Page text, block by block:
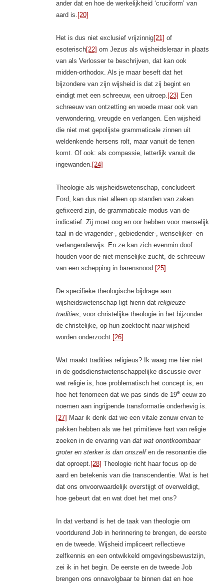
ander dat en hoe de werkelijkheid ‘cruciform’ van
aard is. [20]
Het is dus niet exclusief vrijzinnig[21] of
esoterisch[22] om Jezus als wijsheidsleraar in plaats
van als Verlosser te beschrijven, dat kan ook
midden-orthodox. Als je maar beseft dat het
bijzondere van zijn wijsheid is dat zij begint en
eindigt met een schreeuw, een uitroep. [23] Een
schreeuw van ontzetting en woede maar ook van
verwondering, vreugde en verlangen. Een wijsheid
die niet met gepolijste grammaticale zinnen uit
weldenkende hersens rolt, maar vanuit de tenen
komt. Of ook: als compassie, letterlijk vanuit de
ingewanden. [24]
Theologie als wijsheidswetenschap, concludeert
Ford, kan dus niet alleen op standen van zaken
gefixeerd zijn, de grammaticale modus van de
indicatief. Zij moet oog en oor hebben voor menselijk
taal in de vragender-, gebiedender-, wenselijker- en
verlangenderwijs. En ze kan zich evenmin doof
houden voor de niet-menselijke zucht, de schreeuw
van een schepping in barensnood. [25]
De specifieke theologische bijdrage aan
wijsheidswetenschap ligt hierin dat religieuze
tradities , voor christelijke theologie in het bijzonder
de christelijke, op hun zoektocht naar wijsheid
worden onderzocht. [26]
Wat maakt tradities religieus? Ik waag me hier niet
in de godsdienstwetenschappelijke discussie over
wat religie is, hoe problematisch het concept is, en
hoe het fenomeen dat we pas sinds de 19e eeuw zo
noemen aan ingrijpende transformatie onderhevig is.
[27] Maar ik denk dat we een vitale zenuw ervan te
pakken hebben als we het primitieve hart van religie
zoeken in de ervaring van dat wat onontkoombaar
groter en sterker is dan onszelf en de resonantie die
dat oproept. [28] Theologie richt haar focus op de
aard en betekenis van die transcendentie. Wat is het
dat ons onvoorwaardelijk overstijgt of overweldigt,
hoe gebeurt dat en wat doet het met ons?
In dat verband is het de taak van theologie om
voortdurend Job in herinnering te brengen, de eerste
en de tweede. Wijsheid impliceert reflectieve
zelfkennis en een ontwikkeld omgevingsbewustzijn,
zei ik in het begin. De eerste en de tweede Job
brengen ons onnavolgbaar te binnen dat en hoe